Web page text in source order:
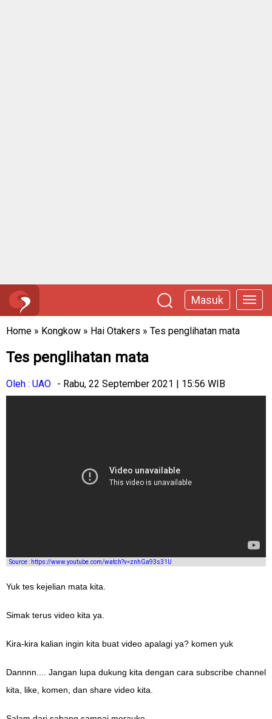
Masuk
Home » Kongkow » Hai Otakers » Tes penglihatan mata
Tes penglihatan mata
Oleh : UAO - Rabu, 22 September 2021 | 15:56 WIB
Source : https://www.youtube.com/watch?v=znhGa93s31U
Yuk tes kejelian mata kita.
Simak terus video kita ya.
Kira-kira kalian ingin kita buat video apalagi ya? komen yuk
Dannnn.... Jangan lupa dukung kita dengan cara subscribe channel
kita, like, komen, dan share video kita.